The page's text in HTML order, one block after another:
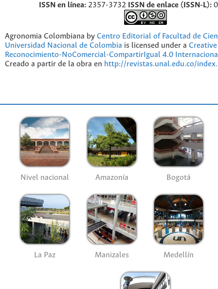
ISSN en línea: 2357-3732 ISSN de enlace (ISSN-L):
Agronomia Colombiana by Centro Editorial of Facultad de
Universidad Nacional de Colombia is licensed under a
Reconocimiento-NoComercial-CompartirIgual 4.0
Creado a partir de la obra en http://revistas.unal.edu.co/
Nivel nacional Amazonía Bogotá
La Paz Manizales Medellín